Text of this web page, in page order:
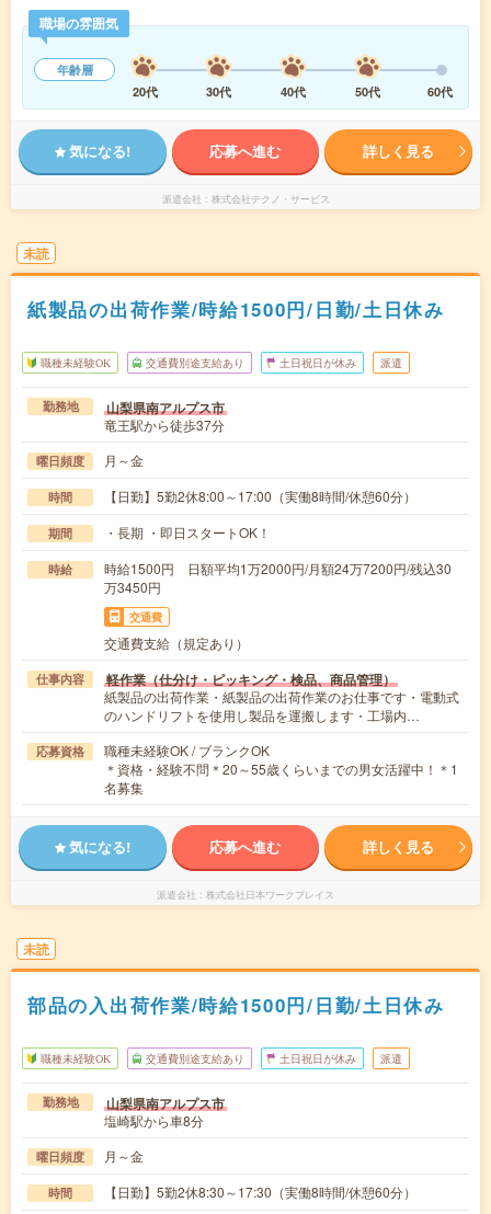
職場の雰囲気
年齢層
20代
30代 40代 50代 60代
気になる! 応募へ進む 詳しく見る
派遣会社 株式会社テクノ・サービス
未読
紙製品の出荷作業/時給1500円/日勤/土日休み
職種未経験OK 交通費別途支給あり 土日祝日が休み 派遣
勤務地 山梨県南アルプス市
竜王駅から徒歩37分
曜日頻度 月～金
時間 【日勤】5勤2休8:00～17:00（実働8時間/休憩60分）
期間 ・長期 ・即日スタートOK！
時給
時給1500円 日額平均1万2000円/月額24万7200円/残込30
万3450円
交通費
交通費支給（規定あり）
仕事内容 軽作業（仕分け・ピッキング・検品、商品管理）
紙製品の出荷作業・紙製品の出荷作業のお仕事です・電動式
のハンドリフトを使用し製品を運搬します・工場内…
応募資格
職種未経験OK / ブランクOK
＊資格・経験不問＊20～55歳くらいまでの男女活躍中！＊1
名募集
気になる! 応募へ進む 詳しく見る
派遣会社 株式会社日本ワークプレイス
未読
部品の入出荷作業/時給1500円/日勤/土日休み
職種未経験OK 交通費別途支給あり 土日祝日が休み 派遣
勤務地 山梨県南アルプス市
塩崎駅から車8分
曜日頻度 月～金
時間 【日勤】5勤2休8:30～17:30（実働8時間/休憩60分）